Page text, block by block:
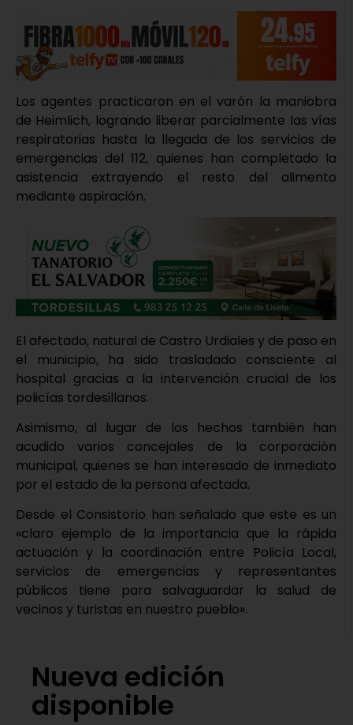
Los agentes practicaron en el varón la maniobra
de Heimlich, logrando liberar parcialmente las vías
respiratorias hasta la llegada de los servicios de
emergencias del 112, quienes han completado la
asistencia extrayendo el resto del alimento
mediante aspiración.
El afectado, natural de Castro Urdiales y de paso en
el municipio, ha sido trasladado consciente al
hospital gracias a la intervención crucial de los
policías tordesillanos.
Asimismo, al lugar de los hechos también han
acudido varios concejales de la corporación
municipal, quienes se han interesado de inmediato
por el estado de la persona afectada.
Desde el Consistorio han señalado que este es un
«claro ejemplo de la importancia que la rápida
actuación y la coordinación entre Policía Local,
servicios de emergencias y representantes
públicos tiene para salvaguardar la salud de
vecinos y turistas en nuestro pueblo».
Nueva edición
disponible